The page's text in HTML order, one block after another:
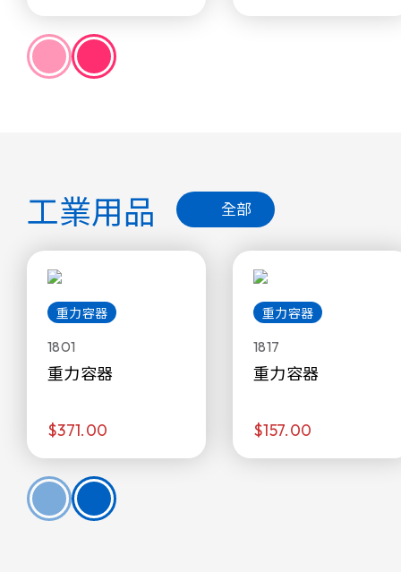
工業用品 全部
重力容器
1801
重力容器
$371.00
重力容器
1817
重力容器
$157.00